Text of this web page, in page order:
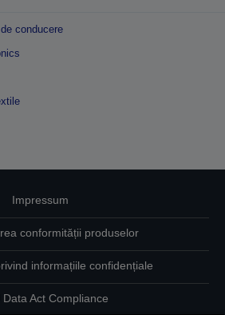
conducere
Impressum
conformității produselor
informațiile confidențiale
Data Act Compliance